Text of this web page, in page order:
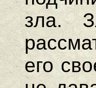
зла.
его